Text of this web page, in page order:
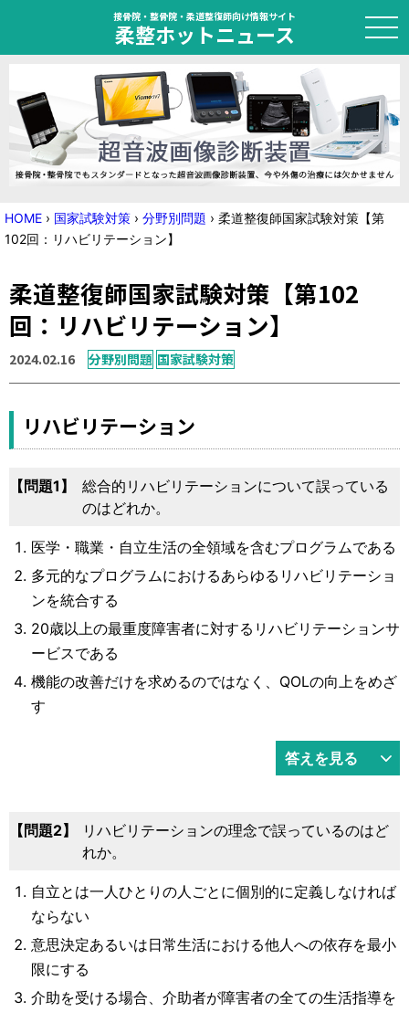
接骨院・整骨院・柔道整復師向け情報サイト
柔整ホットニュース
HOME
トピック
ニュース
国家試験対策
学会・セミナー情報
運営元
HOME › 国家試験対策 › 分野別問題 › 柔道整復師国家試験対策【第
102回：リハビリテーション】
柔道整復師国家試験対策【第102
回：リハビリテーション】
2024.02.16 分野別問題 国家試験対策
リハビリテーション
1
総合的リハビリテーションについて誤っている
のはどれか。
医学・職業・自立生活の全領域を含むプログラムである
多元的なプログラムにおけるあらゆるリハビリテーショ
ンを統合する
20歳以上の最重度障害者に対するリハビリテーションサ
ービスである
機能の改善だけを求めるのではなく、QOLの向上をめざ
す
答えを見る
2
リハビリテーションの理念で誤っているのはど
れか。
自立とは一人ひとりの人ごとに個別的に定義しなければ
ならない
意思決定あるいは日常生活における他人への依存を最小
限にする
介助を受ける場合、介助者が障害者の全ての生活指導を